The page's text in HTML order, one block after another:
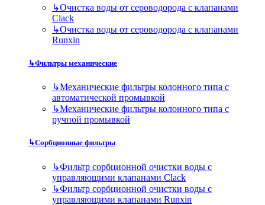
↳Очистка воды от сероводорода с клапанами
Clack
↳Очистка воды от сероводорода с клапанами
Runxin
↳Фильтры механические
↳Механические фильтры колонного типа с
автоматической промывкой
↳Механические фильтры колонного типа с
ручной промывкой
↳Сорбционные фильтры
↳Фильтр сорбционной очистки воды с
управляющими клапанами Clack
↳Фильтр сорбционной очистки воды с
управляющими клапанами Runxin